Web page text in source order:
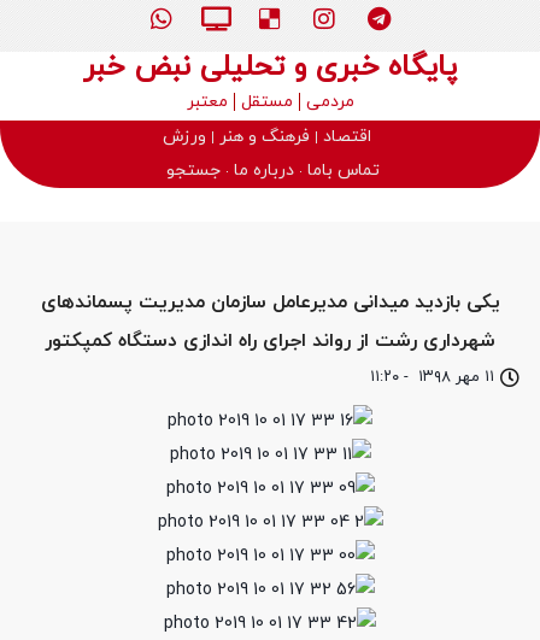
پایگاه خبری و تحلیلی نبض خبر
مردمی مستقل
معتبر
اقتصاد
فرهنگ و هنر
ورزش
تماس باما درباره ما جستجو
۱۱ مهر ۱۳۹۸ - ۱۱:۲۰
یکی بازدید میدانی مدیرعامل سازمان مدیریت پسماندهای
شهرداری رشت از رواند اجرای راه اندازی دستگاه کمپکتور